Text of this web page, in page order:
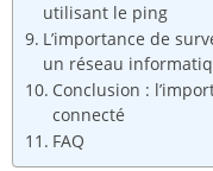
utilisant le ping
L’importance de
un réseau
Conclusion :
connecté
FAQ